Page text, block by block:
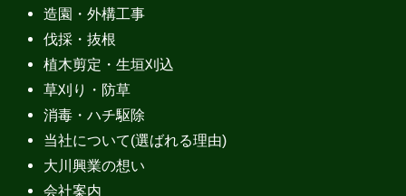
造園・外構工事
伐採・抜根
植木剪定・生垣刈込
草刈り・防草
消毒・ハチ駆除
当社について(選ばれる理由)
大川興業の想い
会社案内